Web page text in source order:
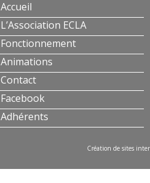
Accueil
L’Association ECLA
Fonctionnement
Animations
Contact
Facebook
Adhérents
Création de sites